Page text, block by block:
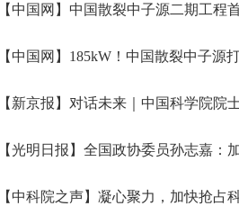
【中国网】中国散裂中子源二期工程
【中国网】185kW！中国散裂中子源
【新京报】对话未来｜中国科学院院士王贻
【光明日报】全国政协委员孙志嘉：
【中科院之声】凝心聚力，加快抢